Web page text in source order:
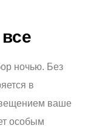
ночью. Без
в
ваше
особым